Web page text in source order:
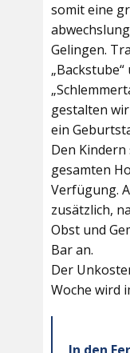
somit eine
Gelingen.
gestalten
ein
Den
gesamten
Verfügung.
zusätzlich,
Obst und
Bar an.
Der
Woche wird